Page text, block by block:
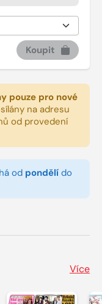
Koupit
pouze pro nové
na adresu
od provedení
od pondělí do
Více